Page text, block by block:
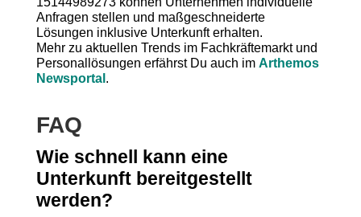
Anfragen stellen und maßgeschneiderte
Lösungen inklusive Unterkunft erhalten.
Mehr zu aktuellen Trends im Fachkräftemarkt und
Personallösungen erfährst Du auch im Arthemos
Newsportal .
FAQ
Wie schnell kann eine
Unterkunft bereitgestellt
werden?